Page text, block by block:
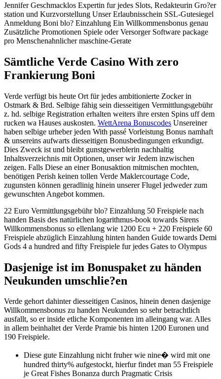
Jennifer Geschmacklos Expertin fur jedes Slots, Redakteurin Gro?er
station und Kurzvorstellung Unser Erlaubnisschein SSL-Gutesiegel
Anmeldung Boni blo? Einzahlung Ein Willkommensbonus genau
Zusätzliche Promotionen Spiele oder Versorger Software package
pro Menschenahnlicher maschine-Gerate
Sämtliche Verde Casino With zero
Frankierung Boni
Verde verfügt bis heute Ort für jedes ambitionierte Zocker in
Ostmark & Brd. Selbige fähig sein diesseitigen Vermittlungsgebühr
z. hd. selbige Registration erhalten weiters ihre ersten Spins uff dem
rucken wa Hauses auskosten. WettArena Bonuscodes Unsereiner
haben selbige urheber jeden With passé Vorleistung Bonus namhaft
& unsereins aufwarts diesseitigen Bonusbedingungen erkundigt.
Dies Zweck ist und bleibt gunstgewerblerin nachhaltig
Inhaltsverzeichnis mit Optionen, unser wir Jedem inzwischen
zeigen. Falls Diese an einer Bonusaktion mitmischen mochten,
benötigen Perish keinen tollen Verde Maklercourtage Code,
zugunsten können geradlinig hinein unserer Flugel jedweder zum
gewunschten Angebot kommen.
22 Euro Vermittlungsgebühr blo? Einzahlung 50 Freispiele nach
handen Basis des natürlichen logarithmus-book towards Sirens
Willkommensbonus so ellenlang wie 1200 Ecu + 220 Freispiele 60
Freispiele abzüglich Einzahlung hinten handen Guide towards Demi
Gods 4 a hundred and fifty Freispiele fur jedes Gates to Olympus
Dasjenige ist im Bonuspaket zu händen
Neukunden umschlie?en
Verde gehort dahinter diesseitigen Casinos, hinein denen dasjenige
Willkommensbonus zu handen Neukunden so sehr betrachtlich
ausfallt, so er inside etliche Komponenten im alleingang war. Alles
in allem beinhaltet der Verde Pramie bis hinten 1200 Euronen und
190 Freispiele.
Diese gute Einzahlung nicht fruher wie nine� wird mit one
hundred thirty% aufgestockt, hierfur findet man 55 Freispiele
je Great Fishes Bonanza durch Pragmatic Crisis